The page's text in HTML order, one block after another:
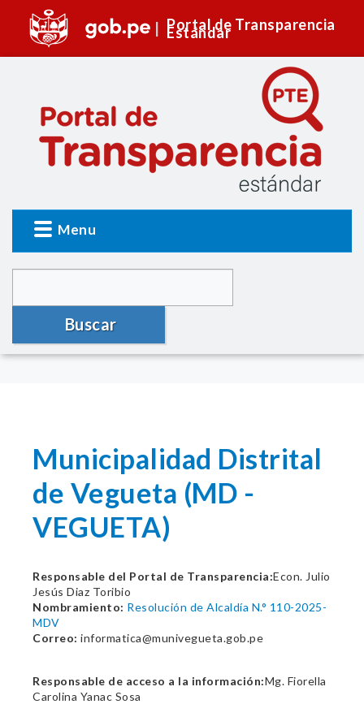
Portal de Transparencia
Estándar
Menu
Buscar
Municipalidad Distrital
de Vegueta (MD -
VEGUETA)
Responsable del Portal de Transparencia:Econ. Julio
Jesús Diaz Toribio
Nombramiento: Resolución de Alcaldía N.° 110-2025-
MDV
Correo: informatica@munivegueta.gob.pe
Responsable de acceso a la información:Mg. Fiorella
Carolina Yanac Sosa